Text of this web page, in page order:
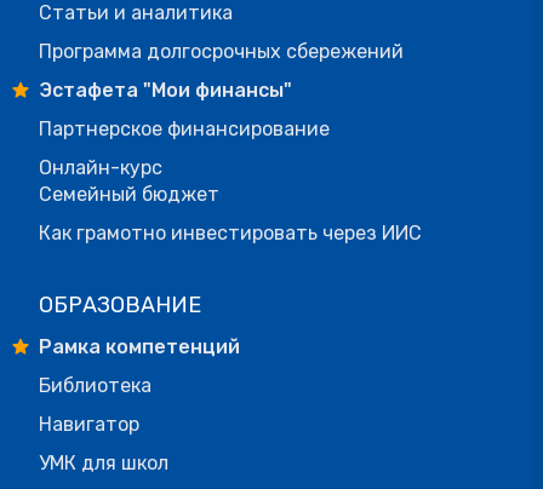
Статьи и аналитика
Программа долгосрочных сбережений
Эстафета "Мои финансы"
Партнерское финансирование
Онлайн-курс
Семейный бюджет
Как грамотно инвестировать через ИИС
ОБРАЗОВАНИЕ
Рамка компетенций
Библиотека
Навигатор
УМК для школ